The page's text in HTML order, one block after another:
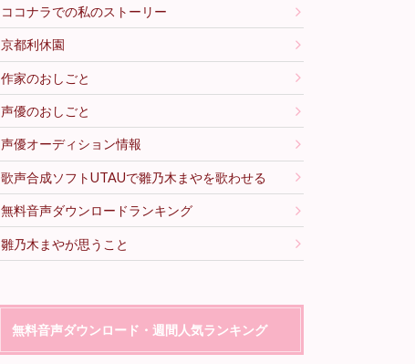
ココナラでの私のストーリー
京都利休園
作家のおしごと
声優のおしごと
声優オーディション情報
歌声合成ソフトUTAUで雛乃木まやを歌わせる
無料音声ダウンロードランキング
雛乃木まやが思うこと
無料音声ダウンロード・週間人気ランキング